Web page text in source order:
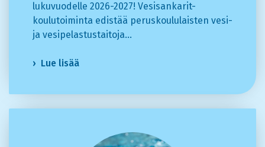
lukuvuodelle 2026-2027! Vesisankarit-
koulutoiminta edistää peruskoululaisten vesi-
ja vesipelastustaitoja…
Lue lisää